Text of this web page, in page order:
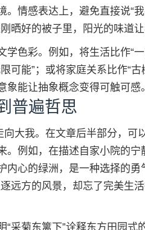
情感表达上，避免直接说“
晒好的被子里，阳光的味道
色彩。例如，将生活比作“
可能”；或将家庭关系比作“
能让抽象概念变得可触可感。
普遍哲思
向大我。在文章后半部分，可
。例如，在描述自家小院的宁
内心的绿洲，是一种选择的勇
远方的风景，却忘了完美生
采菊东篱下”诠释东方田园式